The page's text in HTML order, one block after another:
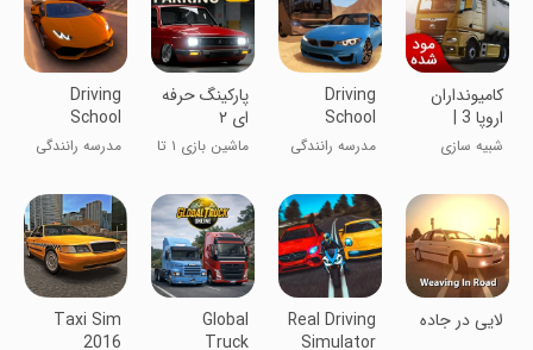
کامیونداران
اروپا 3 |
نسخه مود
شده
شبیه سازی
Driving
School
2016
مدرسه رانندگی
‏پارکینگ حرفه
ای ۲
ماشین بازی ۱ تا
Driving
School
2017
مدرسه رانندگی
لایی در جاده
Real Driving
Simulator
Global
Truck
Taxi Sim
2016